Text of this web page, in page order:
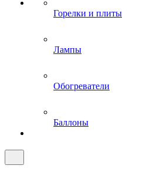
Горелки и плиты
Лампы
Обогреватели
Баллоны